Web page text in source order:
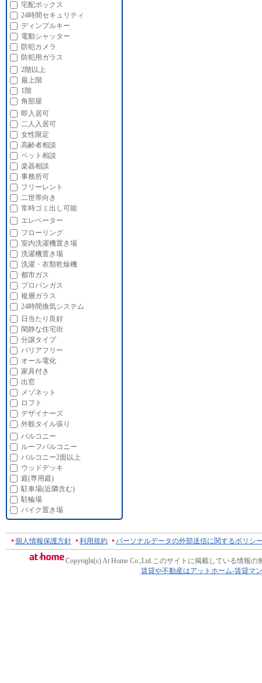
宅配ボックス
24時間セキュリティ
ディンプルキー
電動シャッター
防犯カメラ
防犯用ガラス
2階以上
最上階
1階
角部屋
即入居可
二人入居可
女性限定
高齢者相談
ペット相談
楽器相談
事務所可
フリーレント
二世帯向き
常時ゴミ出し可能
エレベーター
フローリング
室内洗濯機置き場
洗濯機置き場
洗濯・衣類乾燥機
都市ガス
プロパンガス
複層ガラス
24時間換気システム
日当たり良好
閑静な住宅街
分譲タイプ
バリアフリー
オール電化
家具付き
出窓
メゾネット
ロフト
デザイナーズ
外観タイル張り
バルコニー
ルーフバルコニー
バルコニー2面以上
ウッドデッキ
庭(専用庭)
駐車場(近隣含む)
駐輪場
バイク置き場
個人情報保護方針 利用規約 パーソナルデータの外部送信に関するポリシ
Copyright(c) At Home Co.,Ltd.このサイトに掲載している情報の
賃貸や不動産はアットホーム-賃貸マ